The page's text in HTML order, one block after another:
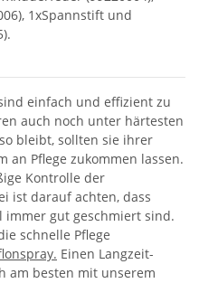
1xSpannstift und
einfach und effizient zu
auch noch unter härtesten
bleibt, sollten sie ihrer
an Pflege zukommen lassen.
Kontrolle der
ist darauf achten, dass
immer gut geschmiert sind.
schnelle Pflege
Einen Langzeit-
am besten mit unserem